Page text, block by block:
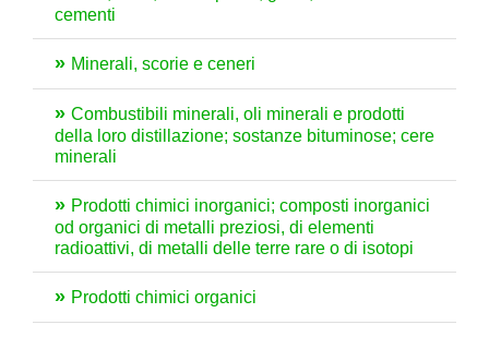
cementi
Minerali, scorie e ceneri
Combustibili minerali, oli minerali e prodotti
della loro distillazione; sostanze bituminose; cere
minerali
Prodotti chimici inorganici; composti inorganici
od organici di metalli preziosi, di elementi
radioattivi, di metalli delle terre rare o di isotopi
Prodotti chimici organici